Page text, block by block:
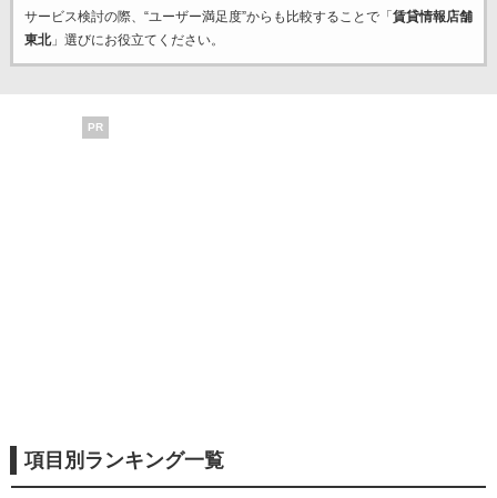
サービス検討の際、“ユーザー満足度”からも比較することで「 賃貸情報店舗
東北」選びにお役立てください。
PR
項目別ランキング一覧